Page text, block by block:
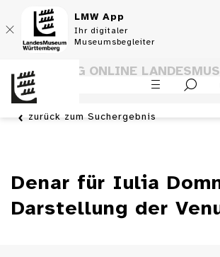
LMW App
Ihr digitaler
Museumsbegleiter
SAMMLUNG ONLINE
WÜRTTEMBERG
zurück zum Suchergebnis
Denar für Iulia
Darstellung der